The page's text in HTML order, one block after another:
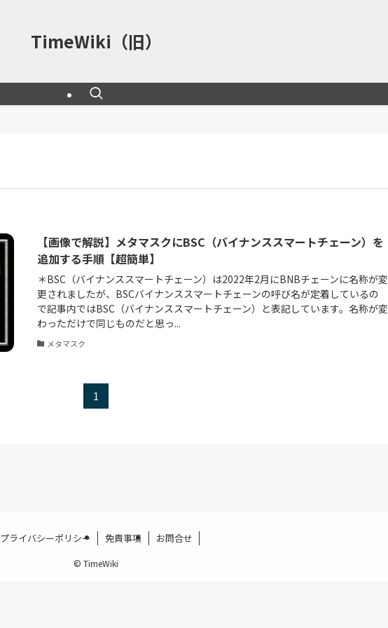
TimeWiki（旧）
【画像で解説】メタマスクにBSC（バイナンススマートチェーン）を
追加する手順【超簡単】
＊BSC（バイナンススマートチェーン）は2022年2月にBNBチェーンに名称が変
更されましたが、BSCバイナンススマートチェーンの呼び名が定着しているの
で記事内ではBSC（バイナンススマートチェーン）と表記しています。名称が変
わっただけで同じものだと思っ...
メタマスク
1
プライバシーポリシー 免責事項 お問合せ
© TimeWiki